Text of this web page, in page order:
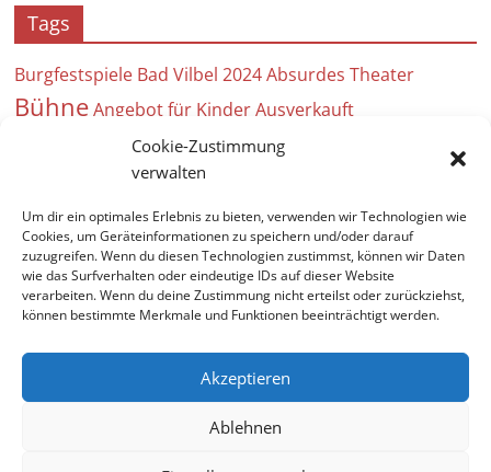
Cookie-Zustimmung
verwalten
Um dir ein optimales Erlebnis zu bieten, verwenden wir Technologien wie
Cookies, um Geräteinformationen zu speichern und/oder darauf
zuzugreifen. Wenn du diesen Technologien zustimmst, können wir Daten
wie das Surfverhalten oder eindeutige IDs auf dieser Website
verarbeiten. Wenn du deine Zustimmung nicht erteilst oder zurückziehst,
können bestimmte Merkmale und Funktionen beeinträchtigt werden.
Akzeptieren
Ablehnen
Tags
Burgfestspiele Bad Vilbel 2024 Absurdes Theater
Bühne Angebot für Kinder Ausverkauft
ArbeitseinsatzBühnenbau ; ein seltsames Paar
25 Jahre
Auf hoher See André Ausfall BergfestBeweise
FrauenBad Vilbel Kultur
vorbehalten.